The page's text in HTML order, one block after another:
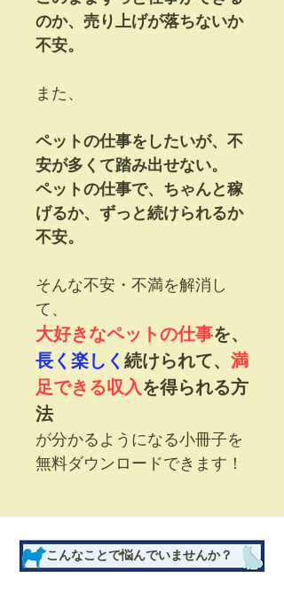
のか、売り上げが落ちないか
不安。
また、
ペットの仕事をしたいが、不
安が多くて踏み出せない。
ペットの仕事で、ちゃんと稼
げるか、ずっと続けられるか
不安。
そんな不安・不満を解消し
て、
大好きなペットの仕事を、
長く楽しく 続けられて、 満
足できる収入を得られる方
法
が分かるようになる小冊子を
無料ダウンロードできます！
こんなことで悩んでいませんか？